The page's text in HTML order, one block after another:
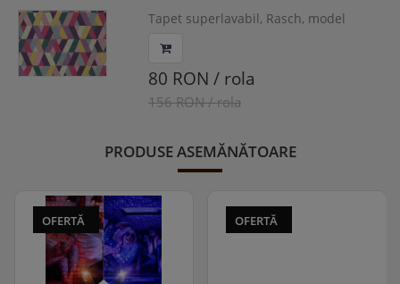
Tapet superlavabil, Rasch, model
80 RON / rola
156 RON / rola
PRODUSE ASEMĂNĂTOARE
OFERTĂ OFERTĂ